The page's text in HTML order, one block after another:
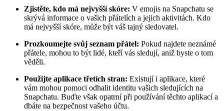
Zjistěte, kdo má nejvyšší skóre: V emojis na Snapchatu se
skrývá informace o vašich přátelích a jejich aktivitách. Kdo
má nejvyšší skóre, může být váš tajný sledovatel.
Prozkoumejte svůj seznam přátel: Pokud najdete neznámé
přátele, mohou to být lidé, kteří vás sledují, aniž byste o tom
věděli.
Použijte aplikace třetích stran: Existují i aplikace, které
vám mohou pomoci odhalit identitu vašich sledujících na
Snapchatu. Buďte však opatrní při používání těchto aplikací a
dbáte na bezpečnost vašeho účtu.